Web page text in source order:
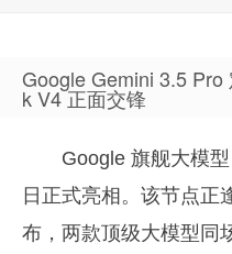
Google Gemini 3.5
k V4 正面交锋
Google 旗舰大模
日正式亮相。该节点正
布，两款顶级大模型同